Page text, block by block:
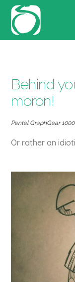
Behind
moron!
Pentel GraphGear 1000
Or rather an